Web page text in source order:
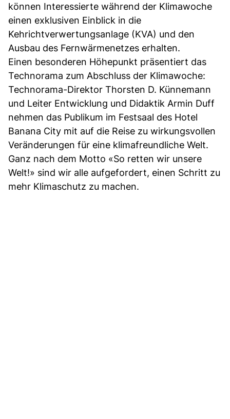
können Interessierte während der Klimawoche
einen exklusiven Einblick in die
Kehrichtverwertungsanlage (KVA) und den
Ausbau des Fernwärmenetzes erhalten.
Einen besonderen Höhepunkt präsentiert das
Technorama zum Abschluss der Klimawoche:
Technorama-Direktor Thorsten D. Künnemann
und Leiter Entwicklung und Didaktik Armin Duff
nehmen das Publikum im Festsaal des Hotel
Banana City mit auf die Reise zu wirkungsvollen
Veränderungen für eine klimafreundliche Welt.
Ganz nach dem Motto «So retten wir unsere
Welt!» sind wir alle aufgefordert, einen Schritt zu
mehr Klimaschutz zu machen.